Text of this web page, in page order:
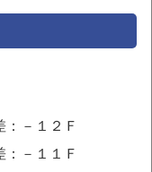
－１２Ｆ
－１１Ｆ